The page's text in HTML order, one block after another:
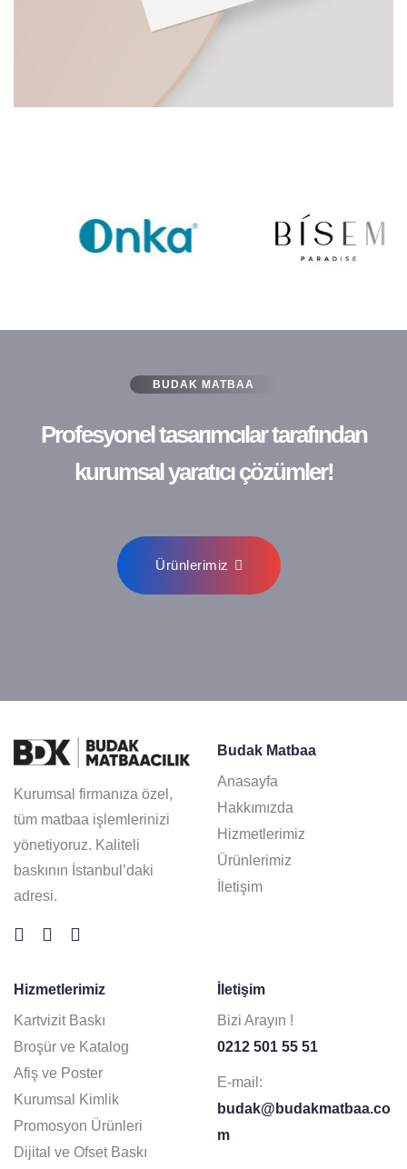
BUDAK MATBAA
Profesyonel tasarımcılar tarafından
kurumsal yaratıcı çözümler!
Ürünlerimiz
Kurumsal firmanıza özel,
tüm matbaa işlemlerinizi
yönetiyoruz. Kaliteli
baskının İstanbul’daki
adresi.
Budak Matbaa
Anasayfa
Hakkımızda
Hizmetlerimiz
Ürünlerimiz
İletişim
Hizmetlerimiz
Kartvizit Baskı
Broşür ve Katalog
Afiş ve Poster
Kurumsal Kimlik
Promosyon Ürünleri
Dijital ve Ofset Baskı
İletişim
Bizi Arayın !
0212 501 55 51
E-mail:
budak@budakmatbaa.co
m